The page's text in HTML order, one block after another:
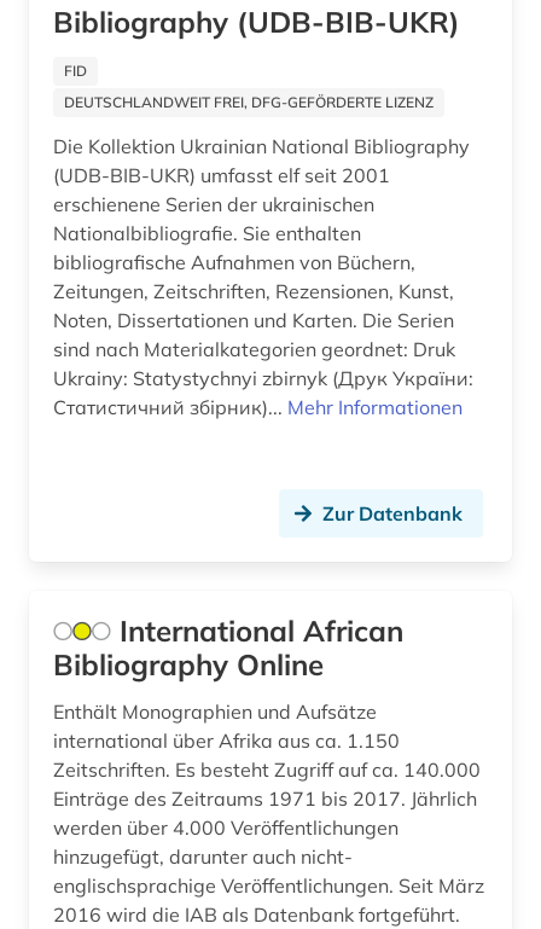
buch (3)
buchdruck (2)
buchgeschichte &lt;fach&gt; (2)
buchhandel (1)
buchproduktion (1)
buchwesen (1)
buenos aires (1)
chile (1)
collijn, isak | bibliothekar (1)
darmstadt (1)
datenbank (1)
delmenhorst (1)
Estland (8)
GUS (6)
Griechenland (1)
Großbritannien (7)
Hamburg (3)
Hessen (3)
Irland (5)
Italien (11)
Kanada (6)
Korea (1)
Kroatien (4)
Lettland (6)
Liechtenstein (1)
Litauen (6)
Bibliography (UDB-BIB-UKR)
FID
DEUTSCHLANDWEIT FREI, DFG-GEFÖRDERTE LIZENZ
Die Kollektion Ukrainian National Bibliography
(UDB-BIB-UKR) umfasst elf seit 2001
erschienene Serien der ukrainischen
Nationalbibliografie. Sie enthalten
bibliografische Aufnahmen von Büchern,
Zeitungen, Zeitschriften, Rezensionen, Kunst,
Noten, Dissertationen und Karten. Die Serien
sind nach Materialkategorien geordnet: Druk
Ukrainy: Statystychnyi zbirnyk (Друк України:
Статистичний збірник)... Mehr Informationen
Zur Datenbank
International African
Bibliography Online
Enthält Monographien und Aufsätze
international über Afrika aus ca. 1.150
Zeitschriften. Es besteht Zugriff auf ca. 140.000
Einträge des Zeitraums 1971 bis 2017. Jährlich
werden über 4.000 Veröffentlichungen
hinzugefügt, darunter auch nicht-
englischsprachige Veröffentlichungen. Seit März
2016 wird die IAB als Datenbank fortgeführt.